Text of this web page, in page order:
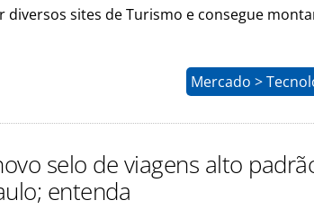
diversos sites de Turismo e consegue
Mercado >
selo de viagens alto
entenda